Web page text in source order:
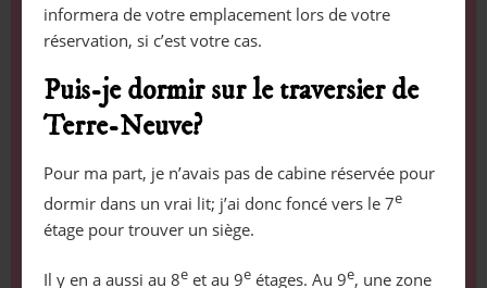
informera de votre emplacement lors de votre
réservation, si c’est votre cas.
Puis-je dormir sur le traversier de
Terre-Neuve?
Pour ma part, je n’avais pas de cabine réservée pour
dormir dans un vrai lit; j’ai donc foncé vers le 7e
étage pour trouver un siège.
Il y en a aussi au 8eet au 9eétages. Au 9e, une zone